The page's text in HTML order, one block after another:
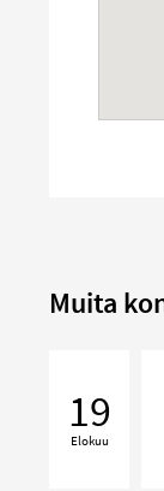
Muita
19
Elokuu